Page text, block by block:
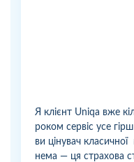
Я клієнт Uniqa вже
роком сервіс усе
ви цінувач
нема — ця страхова